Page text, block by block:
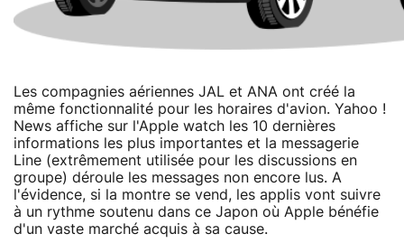
Les compagnies aériennes JAL et ANA ont créé la
même fonctionnalité pour les horaires d'avion. Yahoo !
News affiche sur l'Apple watch les 10 dernières
informations les plus importantes et la messagerie
Line (extrêmement utilisée pour les discussions en
groupe) déroule les messages non encore lus. A
l'évidence, si la montre se vend, les applis vont suivre
à un rythme soutenu dans ce Japon où Apple bénéfie
d'un vaste marché acquis à sa cause.